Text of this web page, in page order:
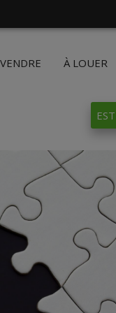
À LOUER